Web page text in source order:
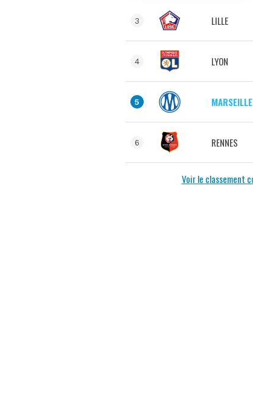
3 LILLE
4 LYON
5 MARSEILLE
6 RENNES
Voir le classement